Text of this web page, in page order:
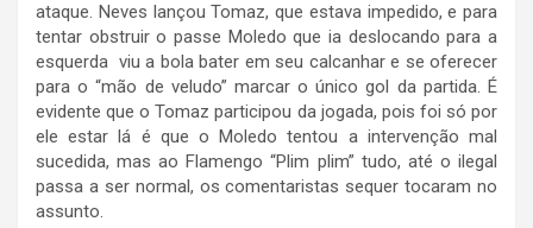
ataque. Neves lançou Tomaz, que estava impedido, e para
tentar obstruir o passe Moledo que ia deslocando para a
esquerda viu a bola bater em seu calcanhar e se oferecer
para o “mão de veludo” marcar o único gol da partida. É
evidente que o Tomaz participou da jogada, pois foi só por
ele estar lá é que o Moledo tentou a intervenção mal
sucedida, mas ao Flamengo “Plim plim” tudo, até o ilegal
passa a ser normal, os comentaristas sequer tocaram no
assunto.